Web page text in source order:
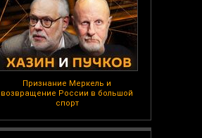
Признание Меркель и
возвращение России в большой
спорт